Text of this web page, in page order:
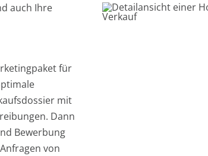
auch Ihre
für
mit
Dann
Bewerbung
von